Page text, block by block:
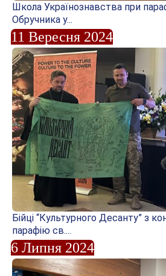
Школа Українознавства при
Обручника у...
11 Вересня 2024
Бійці “Культурного Десанту” з
парафію св....
6 Липня 2024